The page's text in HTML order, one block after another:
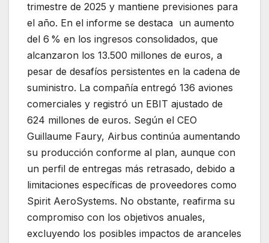
trimestre de 2025 y mantiene previsiones para
el año. En el informe se destaca un aumento
del 6 % en los ingresos consolidados, que
alcanzaron los 13.500 millones de euros, a
pesar de desafíos persistentes en la cadena de
suministro. La compañía entregó 136 aviones
comerciales y registró un EBIT ajustado de
624 millones de euros. Según el CEO
Guillaume Faury, Airbus continúa aumentando
su producción conforme al plan, aunque con
un perfil de entregas más retrasado, debido a
limitaciones específicas de proveedores como
Spirit AeroSystems. No obstante, reafirma su
compromiso con los objetivos anuales,
excluyendo los posibles impactos de aranceles